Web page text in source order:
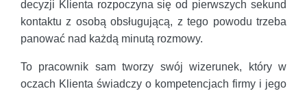
decyzji Klienta rozpoczyna się od pierwszych sekund
kontaktu z osobą obsługującą, z tego powodu trzeba
panować nad każdą minutą rozmowy.
To pracownik sam tworzy swój wizerunek, który w
oczach Klienta świadczy o kompetencjach firmy i jego